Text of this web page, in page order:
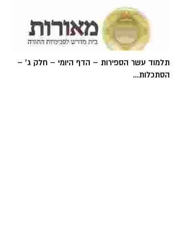
תלמוד עשר הספירות – הדף היומי – חלק ג' –
הסתכלות...